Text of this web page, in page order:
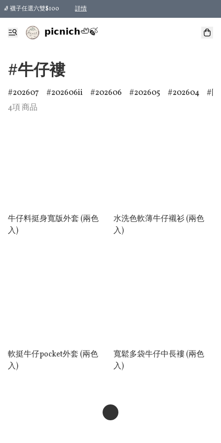
🧦 襪子任選六雙$100 詳情
𝗽𝗶𝗰𝗻𝗶𝗰𝗵🦥🍃
#牛仔褸
202607 202606ii 202606 202605 202604
4項 商品
牛仔料挺身寬版外套 (兩色
入)
水洗色軟薄牛仔襯衫 (兩色
入)
軟挺牛仔pocket外套 (兩色
入)
寬鬆多袋牛仔中長褸 (兩色
入)